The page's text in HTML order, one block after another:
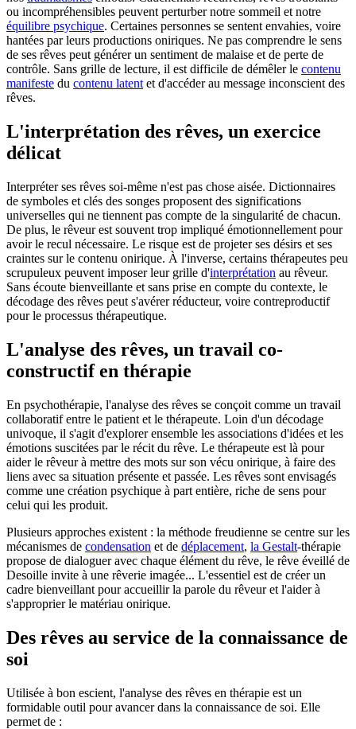
ou incompréhensibles peuvent perturber notre sommeil et notre
équilibre psychique. Certaines personnes se sentent envahies, voire
hantées par leurs productions oniriques. Ne pas comprendre le sens
de ses rêves peut générer un sentiment de malaise et de perte de
contrôle. Sans grille de lecture, il est difficile de démêler le contenu
manifeste du contenu latentet d'accéder au message inconscient des
rêves.
L'interprétation des rêves, un exercice
délicat
Interpréter ses rêves soi-même n'est pas chose aisée. Dictionnaires
de symboles et clés des songes proposent des significations
universelles qui ne tiennent pas compte de la singularité de chacun.
De plus, le rêveur est souvent trop impliqué émotionnellement pour
avoir le recul nécessaire. Le risque est de projeter ses désirs et ses
craintes sur le contenu onirique. À l'inverse, certains thérapeutes peu
scrupuleux peuvent imposer leur grille d'interprétation au rêveur.
Sans écoute bienveillante et sans prise en compte du contexte, le
décodage des rêves peut s'avérer réducteur, voire contreproductif
pour le processus thérapeutique.
L'analyse des rêves, un travail co-
constructif en thérapie
En psychothérapie, l'analyse des rêves se conçoit comme un travail
collaboratif entre le patient et le thérapeute. Loin d'un décodage
univoque, il s'agit d'explorer ensemble les associations d'idées et les
émotions suscitées par le récit du rêve. Le thérapeute est là pour
aider le rêveur à mettre des mots sur son vécu onirique, à faire des
liens avec sa situation présente et passée. Les rêves sont envisagés
comme une création psychique à part entière, riche de sens pour
celui qui les produit.
Plusieurs approches existent : la méthode freudienne se centre sur les
mécanismes de condensation et de déplacement, la Gestalt-thérapie
propose de dialoguer avec chaque élément du rêve, le rêve éveillé de
Desoille invite à une rêverie imagée... L'essentiel est de créer un
cadre bienveillant pour accueillir la parole du rêveur et l'aider à
s'approprier le matériau onirique.
Des rêves au service de la connaissance de
soi
Utilisée à bon escient, l'analyse des rêves en thérapie est un
formidable outil pour avancer dans la connaissance de soi. Elle
permet de :